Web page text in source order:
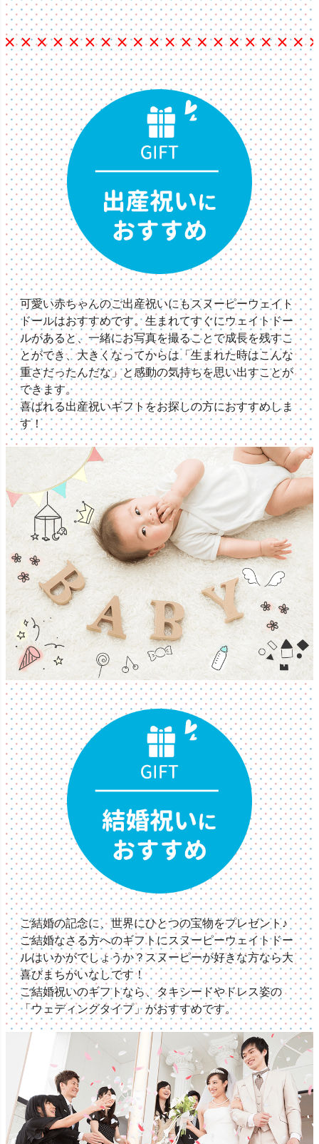
可愛い赤ちゃんのご出産祝いにもスヌーピーウェイト
ドールはおすすめです。生まれてすぐにウェイトドー
ルがあると、一緒にお写真を撮ることで成長を残すこ
とができ、大きくなってからは「生まれた時はこんな
重さだったんだな」と感動の気持ちを思い出すことが
できます。
喜ばれる出産祝いギフトをお探しの方におすすめしま
す！
ご結婚の記念に、世界にひとつの宝物をプレゼント♪
ご結婚なさる方へのギフトにスヌーピーウェイトドー
ルはいかがでしょうか？スヌーピーが好きな方なら大
喜びまちがいなしです！
ご結婚祝いのギフトなら、タキシードやドレス姿の
「ウェディングタイプ」がおすすめです。